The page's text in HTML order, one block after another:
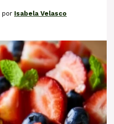
por Isabela Velasco